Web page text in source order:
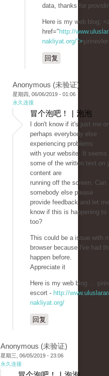
data, thanks for
Here is my web blog;
href=" http://
nakliyat.org/">
回复
Anonymous (未验证)
星期四, 06/06/2019 - 01:06
永久连接
冒个泡吧！ | 泡泡
I don't know if it's just me
perhaps everybody else
experiencing problems
with your website. It seems
some of the written text on
content are
running off the screen. Can
somebody else please
provide feedback and let me
know if this is happening to
too?
This could be a issue with
browser because I've had
happen before.
Appreciate it
Here is my web blog ...
escort - http://
nakliyat.org/
回复
Anonymous (未验证)
星期三, 06/05/2019 - 23:06
永久连接